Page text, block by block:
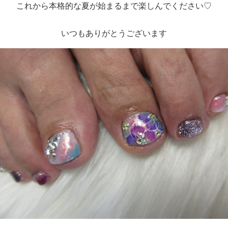
これから本格的な夏が始まるまで楽しんでください♡
いつもありがとうございます